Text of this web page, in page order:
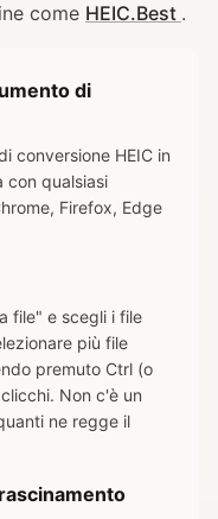
come HEIC.Best .
di
conversione HEIC in
con qualsiasi
Firefox, Edge
file" e scegli i file
più file
premuto Ctrl (o
Non c'è un
ne regge il